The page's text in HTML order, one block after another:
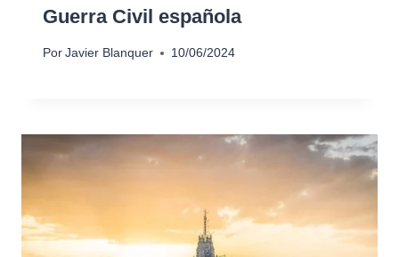
Guerra Civil española
Por Javier Blanquer 10/06/2024